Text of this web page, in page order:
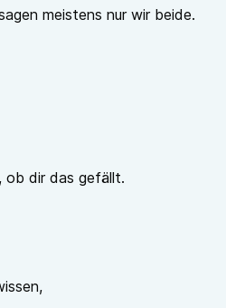
meistens nur wir beide.
ob dir das gefällt.